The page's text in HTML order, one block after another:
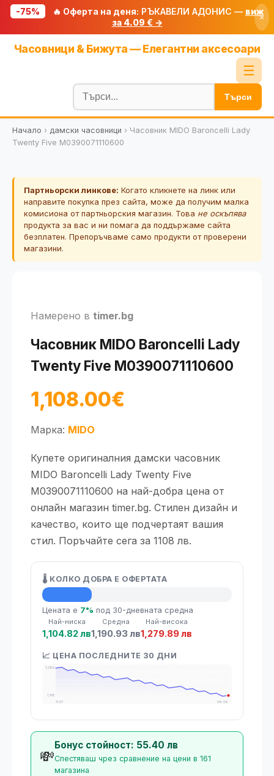
-75% 🔥 Оферта на деня: РЪКАВЕЛИ АДОНИС — виж
за 4.09 € →
×
Часовници & Бижута — Елегантни аксесоари
☰
Блог
🧮 Калкулатори
🔍 Намери продукт
🎟️ Купони
Търси
Начало › дамски часовници › Часовник MIDO Baroncelli Lady
Twenty Five M0390071110600
Партньорски линкове: Когато кликнете на линк или
направите покупка през сайта, може да получим малка
комисиона от партньорския магазин. Това не оскъпява
продукта за вас и ни помага да поддържаме сайта
безплатен. Препоръчваме само продукти от проверени
магазини.
Намерено в timer.bg
Часовник MIDO Baroncelli Lady
Twenty Five M0390071110600
1,108.00€
Марка: MIDO
Купете оригиналния дамски часовник
MIDO Baroncelli Lady Twenty Five
M0390071110600 на най-добра цена от
онлайн магазин timer.bg. Стилен дизайн и
качество, които ще подчертаят вашия
стил. Поръчайте сега за 1108 лв.
🌡️ КОЛКО ДОБРА Е ОФЕРТАТА
💡 Средна цена
Цената е 7% под 30-дневната средна
Най-ниска
1,104.82 лв
Средна
1,190.93 лв
Най-висока
1,279.89 лв
📈 ЦЕНА ПОСЛЕДНИТЕ 30 ДНИ
1,280
1,105
11.07
09.08
💸
Бонус стойност: 55.40 лв
Спестяваш чрез сравнение на цени в 161
магазина